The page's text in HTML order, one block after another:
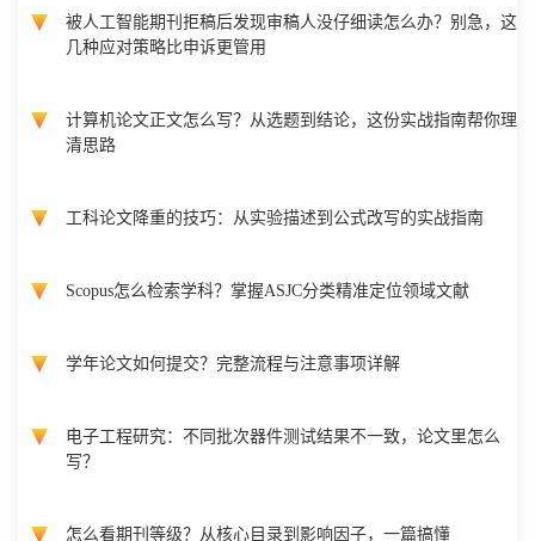
被人工智能期刊拒稿后发现审稿人没仔细读怎么办？别急，这
几种应对策略比申诉更管用
计算机论文正文怎么写？从选题到结论，这份实战指南帮你理
清思路
工科论文降重的技巧：从实验描述到公式改写的实战指南
Scopus怎么检索学科？掌握ASJC分类精准定位领域文献
学年论文如何提交？完整流程与注意事项详解
电子工程研究：不同批次器件测试结果不一致，论文里怎么
写？
怎么看期刊等级？从核心目录到影响因子，一篇搞懂